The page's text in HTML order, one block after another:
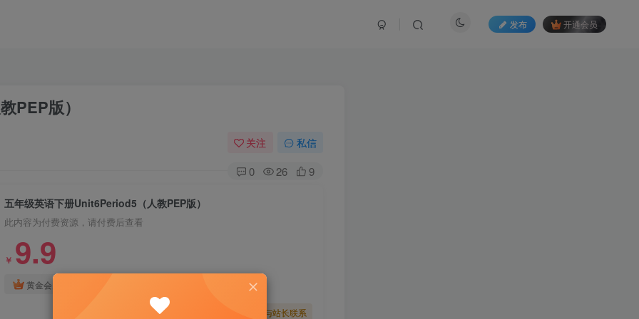
发布 开通会员
PEP版）
关注 私信
0 26 9
五年级英语下册Unit6Period5（人教PEP版）
此内容为付费资源，请付费后查看
￥ 9.9
黄金会员
暂时无法购买，请与站长联系